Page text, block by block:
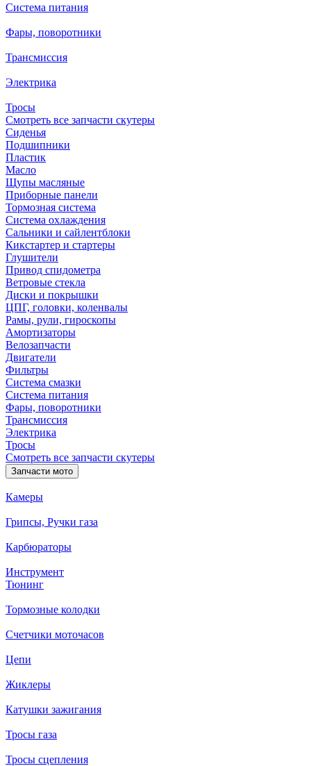
Система питания
Фары, поворотники
Трансмиссия
Электрика
Тросы
Смотреть все запчасти скутеры
Сиденья
Подшипники
Пластик
Масло
Щупы масляные
Приборные панели
Тормозная система
Система охлаждения
Сальники и сайлентблоки
Кикстартер и стартеры
Глушители
Привод спидометра
Ветровые стекла
Диски и покрышки
ЦПГ, головки, коленвалы
Рамы, рули, гироскопы
Амортизаторы
Велозапчасти
Двигатели
Фильтры
Система смазки
Система питания
Фары, поворотники
Трансмиссия
Электрика
Тросы
Смотреть все запчасти скутеры
Запчасти мото
Камеры
Грипсы, Ручки газа
Карбюраторы
Инструмент
Тюнинг
Тормозные колодки
Счетчики моточасов
Цепи
Жиклеры
Катушки зажигания
Тросы газа
Тросы сцепления